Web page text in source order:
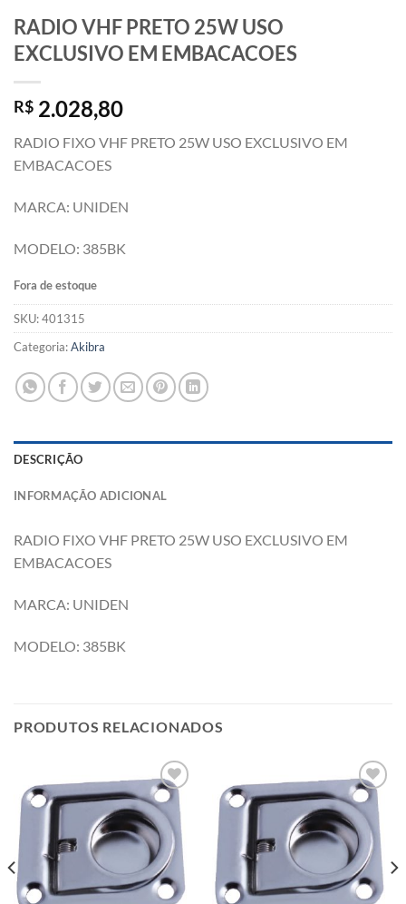
RADIO VHF PRETO 25W USO
EXCLUSIVO EM EMBACACOES
R$ 2.028,80
RADIO FIXO VHF PRETO 25W USO EXCLUSIVO EM
EMBACACOES
MARCA: UNIDEN
MODELO: 385BK
Fora de estoque
SKU:401315
Categoria:Akibra
DESCRIÇÃO
INFORMAÇÃO ADICIONAL
RADIO FIXO VHF PRETO 25W USO EXCLUSIVO EM
EMBACACOES
MARCA: UNIDEN
MODELO: 385BK
PRODUTOS RELACIONADOS
Add to
wishlist
Add to
wishlist